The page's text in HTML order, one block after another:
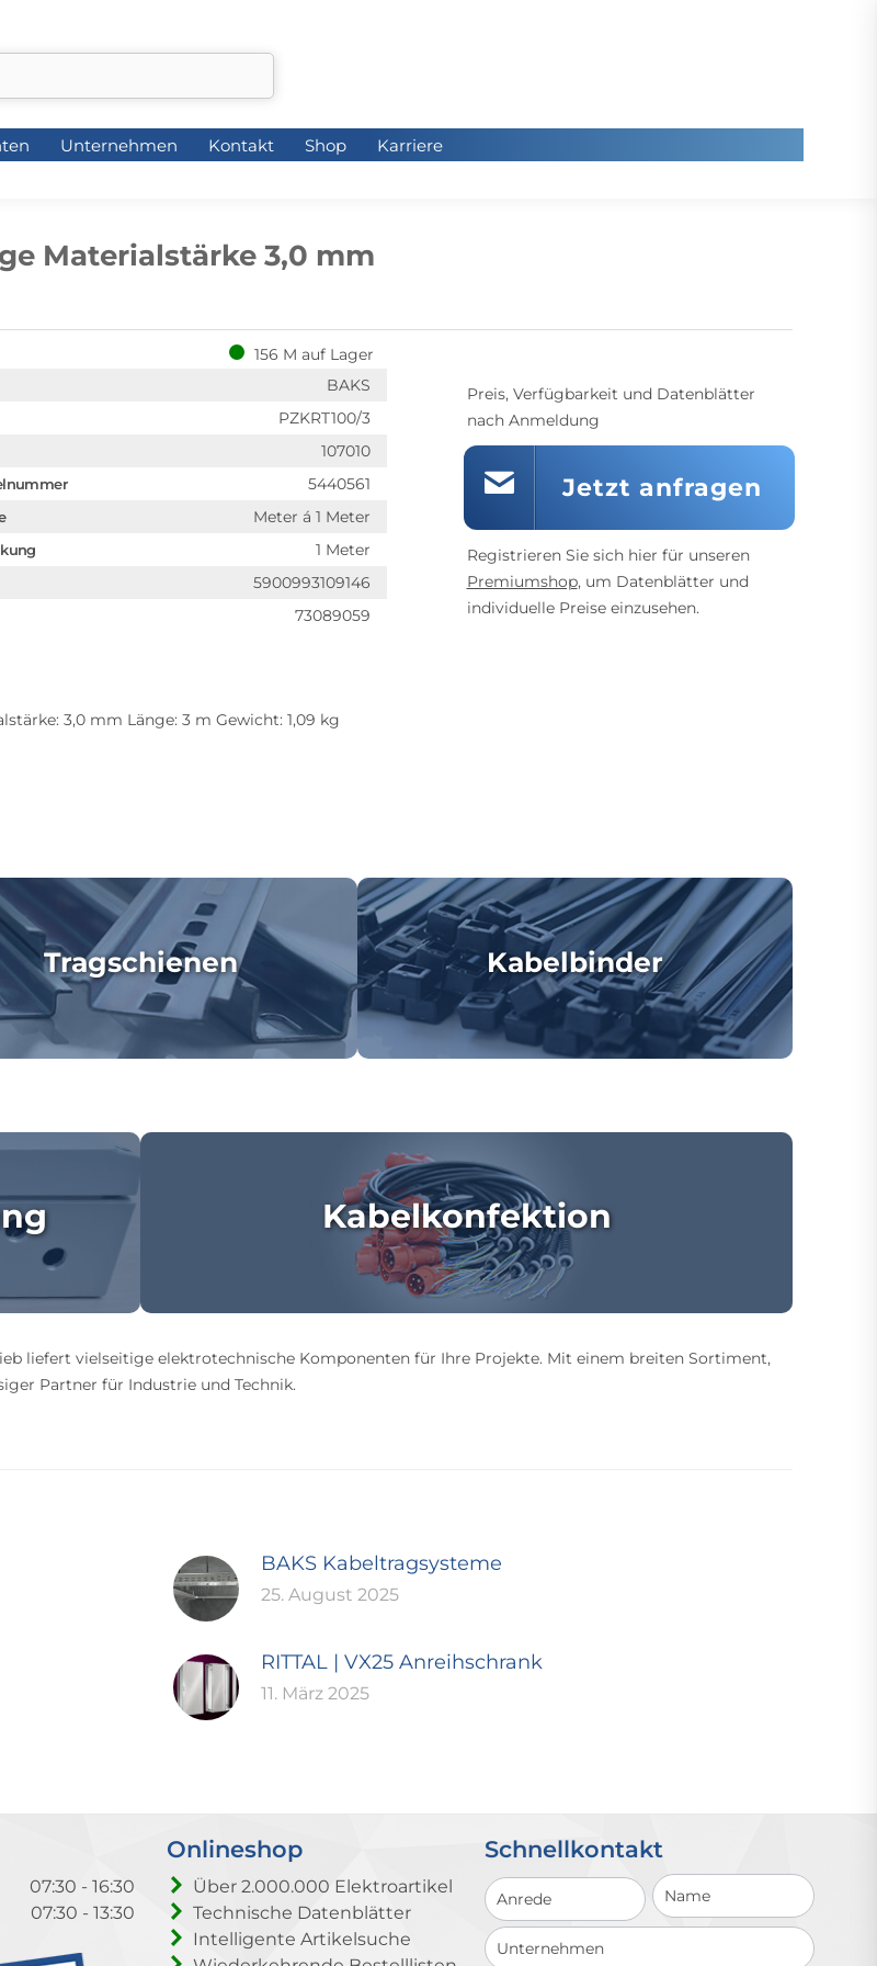
Unternehmen Kontakt Shop Karriere
Materialstärke 3,0 mm
156 M auf Lager
BAKS
PZKRT100/3
107010
5440561
Meter á 1 Meter
1 Meter
5900993109146
73089059
Preis, Verfügbarkeit und Datenblätter
nach Anmeldung
Jetzt anfragen
Registrieren Sie sich hier für unseren
Premiumshop, um Datenblätter und
individuelle Preise einzusehen.
3,0 mm Länge: 3 m Gewicht: 1,09 kg
Tragschienen Kabelbinder
Kabelkonfektion
liefert vielseitige elektrotechnische Komponenten für Ihre Projekte. Mit einem breiten Sortiment,
Partner für Industrie und Technik.
BAKS Kabeltragsysteme
25. August 2025
RITTAL | VX25 Anreihschrank
11. März 2025
07:30 - 16:30
07:30 - 13:30
Onlineshop
Über 2.000.000 Elektroartikel
Technische Datenblätter
Intelligente Artikelsuche
Schnellkontakt
Schnellkontakt
Unternehmen Kontakt